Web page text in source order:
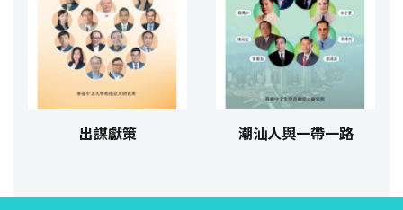
出謀獻策 潮汕人與一帶一路